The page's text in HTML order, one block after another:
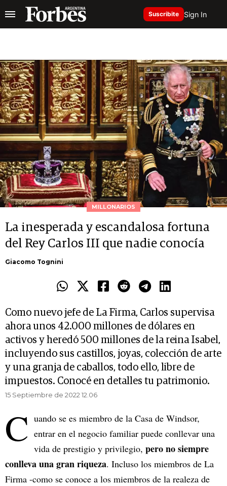
Suscribite Sign In
MILLONARIOS
La inesperada y escandalosa fortuna
del Rey Carlos III que nadie conocía
Giacomo Tognini
Como nuevo jefe de La Firma, Carlos supervisa
ahora unos 42.000 millones de dólares en
activos y heredó 500 millones de la reina Isabel,
incluyendo sus castillos, joyas, colección de arte
y una granja de caballos, todo ello, libre de
impuestos. Conocé en detalles tu patrimonio.
15 Septiembre de 2022 12.06
C uando se es miembro de la Casa de Windsor,
entrar en el negocio familiar puede conllevar una
vida de prestigio y privilegio, pero no siempre
conlleva una gran riqueza. Incluso los miembros de La
Firma -como se conoce a los miembros de la realeza de